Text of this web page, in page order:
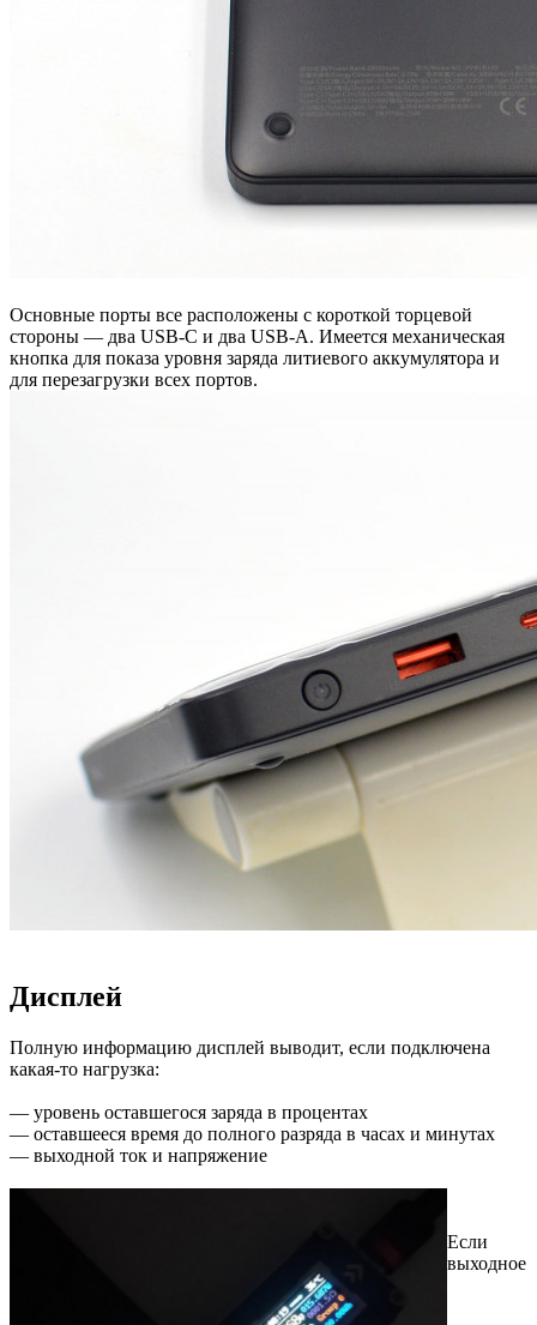
Основные порты все расположены с короткой торцевой
стороны — два USB-C и два USB-A. Имеется механическая
кнопка для показа уровня заряда литиевого аккумулятора и
для перезагрузки всех портов.
Дисплей
Полную информацию дисплей выводит, если подключена
какая-то нагрузка:
— уровень оставшегося заряда в процентах
— оставшееся время до полного разряда в часах и минутах
— выходной ток и напряжение
Если
выходное